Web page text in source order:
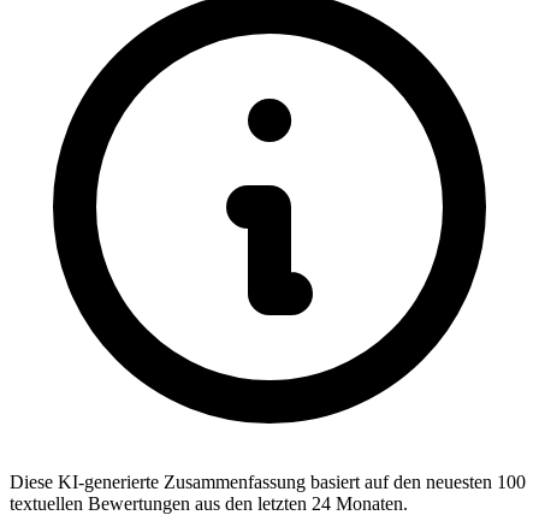
Diese KI-generierte Zusammenfassung basiert auf den neuesten 100
textuellen Bewertungen aus den letzten 24 Monaten.